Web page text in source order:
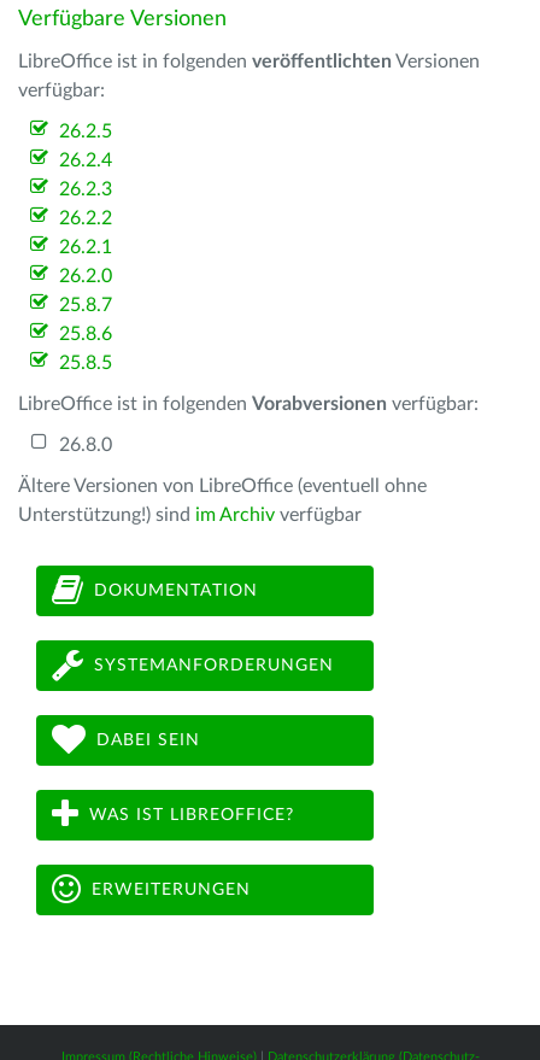
Verfügbare Versionen
LibreOffice ist in folgenden veröffentlichten Versionen
verfügbar:
26.2.5
26.2.4
26.2.3
26.2.2
26.2.1
26.2.0
25.8.7
25.8.6
25.8.5
LibreOffice ist in folgenden Vorabversionen verfügbar:
26.8.0
Ältere Versionen von LibreOffice (eventuell ohne
Unterstützung!) sind im Archiv verfügbar
DOKUMENTATION
SYSTEMANFORDERUNGEN
DABEI SEIN
WAS IST LIBREOFFICE?
ERWEITERUNGEN
Impressum (Rechtliche Hinweise)| Datenschutzerklärung (Datenschutz-